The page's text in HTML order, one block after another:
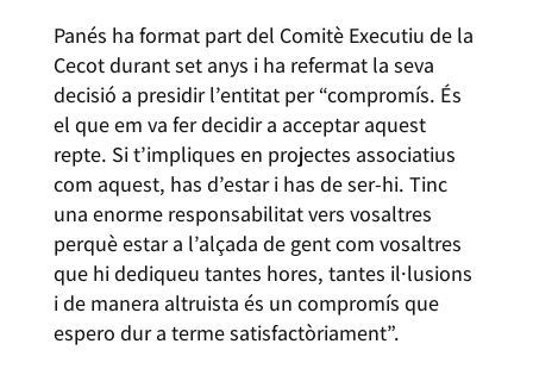
Panés ha format part del Comitè Executiu de la
Cecot durant set anys i ha refermat la seva
decisió a presidir l’entitat per “compromís. És
el que em va fer decidir a acceptar aquest
repte. Si t’impliques en projectes associatius
com aquest, has d’estar i has de ser-hi. Tinc
una enorme responsabilitat vers vosaltres
perquè estar a l’alçada de gent com vosaltres
que hi dediqueu tantes hores, tantes il·lusions
i de manera altruista és un compromís que
espero dur a terme satisfactòriament”.